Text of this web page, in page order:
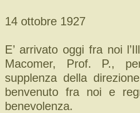
14 ottobre 1927
E’ arrivato oggi fra noi
Macomer, Prof. P.,
supplenza della
benvenuto fra noi e
benevolenza.